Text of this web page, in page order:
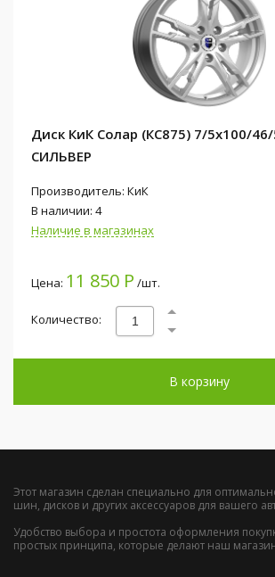
Диск КиК Солар (КС875) 7/5x100/
СИЛЬВЕР
Производитель: КиК
В наличии: 4
Наличие в магазинах
Цена: 11 850 Р /шт.
Количество:
В корзину
Этот магазин сделан специально для
шин, дисков и других аксессуаров для вашего
Удобство выбора и простота оформления
простых принципа, которые делают наш